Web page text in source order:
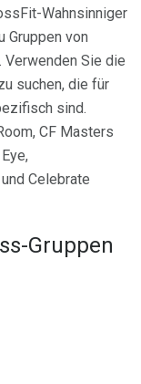
Wahnsinniger
Gruppen von
Verwenden Sie die
suchen, die für
sind.
CF Masters
Celebrate
Gruppen